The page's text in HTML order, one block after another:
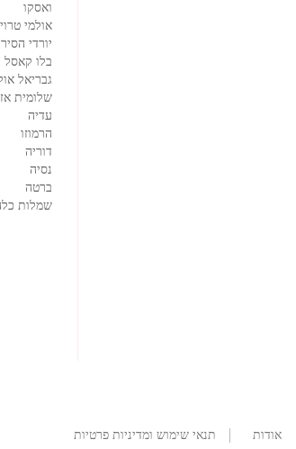
ואסקו
אולמי
יורדי
בלו קאסל
גבריאל
שלומית
עדיה
הרמוזו
דוריה
נסיה
ברטה
שמלות
אודות
תנאי שימוש ומדיניות פרטיות